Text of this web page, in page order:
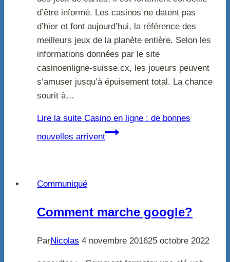
d’être informé. Les casinos ne datent pas
d’hier et font aujourd’hui, la référence des
meilleurs jeux de la planète entière. Selon les
informations données par le site
casinoenligne-suisse.cx, les joueurs peuvent
s’amuser jusqu’à épuisement total. La chance
sourit à…
Lire la suite Casino en ligne : de bonnes
nouvelles arrivent
Communiqué
Comment marche google?
ParNicolas 4 novembre 201625 octobre 2022